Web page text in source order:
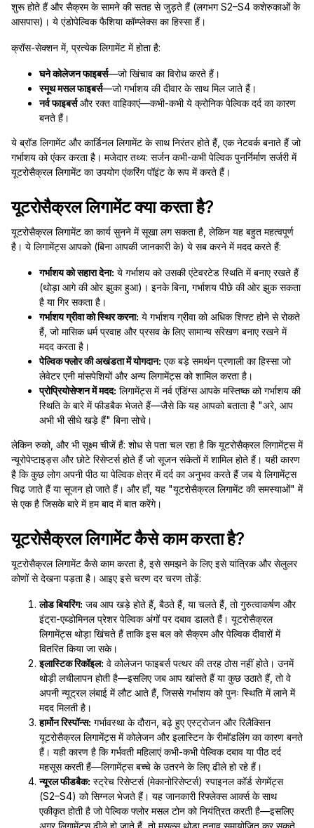
शुरू होते हैं और सैक्रम के सामने की सतह से जुड़ते हैं (लगभग S2–S4 कशेरुकाओं के
आसपास)। ये एंडोपेल्विक फैशिया कॉम्प्लेक्स का हिस्सा हैं।
क्रॉस-सेक्शन में, प्रत्येक लिगामेंट में होता है:
घने कोलेजन फाइबर्स—जो खिंचाव का विरोध करते हैं।
स्मूथ मसल फाइबर्स—जो गर्भाशय की दीवार के साथ मिल जाते हैं।
नर्व फाइबर्सऔर रक्त वाहिकाएं—कभी-कभी ये क्रोनिक पेल्विक दर्द का कारण
बनते हैं।
ये ब्रॉड लिगामेंट और कार्डिनल लिगामेंट के साथ निरंतर होते हैं, एक नेटवर्क बनाते हैं जो
गर्भाशय को एंकर करता है। मजेदार तथ्य: सर्जन कभी-कभी पेल्विक पुनर्निर्माण सर्जरी में
यूटरोसैक्रल लिगामेंट का उपयोग एंकरिंग पॉइंट के रूप में करते हैं।
यूटरोसैक्रल लिगामेंट क्या करता है?
यूटरोसैक्रल लिगामेंट का कार्य सुनने में सूखा लग सकता है, लेकिन यह बहुत महत्वपूर्ण
है। ये लिगामेंट्स आपको (बिना आपकी जानकारी के) ये सब करने में मदद करते हैं:
गर्भाशय को सहारा देना: ये गर्भाशय को उसकी एंटेवरटेड स्थिति में बनाए रखते हैं
(थोड़ा आगे की ओर झुका हुआ)। इनके बिना, गर्भाशय पीछे की ओर झुक सकता
है या गिर सकता है।
गर्भाशय ग्रीवा को स्थिर करना: ये गर्भाशय ग्रीवा को अधिक शिफ्ट होने से रोकते
हैं, जो मासिक धर्म प्रवाह और प्रसव के लिए सामान्य संरेखण बनाए रखने में
मदद करता है।
पेल्विक फ्लोर की अखंडता में योगदान: एक बड़े समर्थन प्रणाली का हिस्सा जो
लेवेटर एनी मांसपेशियों और अन्य लिगामेंट्स को शामिल करता है।
प्रोप्रियोसेप्शन में मदद: लिगामेंट्स में नर्व एंडिंग्स आपके मस्तिष्क को गर्भाशय की
स्थिति के बारे में फीडबैक भेजते हैं—जैसे कि यह आपको बताता है "अरे, आप
अभी भी सीधे खड़े हैं" बिना सोचे।
लेकिन रुको, और भी सूक्ष्म चीजें हैं: शोध से पता चल रहा है कि यूटरोसैक्रल लिगामेंट्स में
न्यूरोपेप्टाइड्स और छोटे रिसेप्टर्स होते हैं जो सूजन संकेतों में शामिल होते हैं। यही कारण
है कि कुछ लोग अपनी पीठ या पेल्विक क्षेत्र में दर्द का अनुभव करते हैं जब ये लिगामेंट्स
चिढ़ जाते हैं या सूजन हो जाते हैं। और हाँ, यह "यूटरोसैक्रल लिगामेंट की समस्याओं" में
से एक है जिसके बारे में हम बाद में बात करेंगे।
यूटरोसैक्रल लिगामेंट कैसे काम करता है?
यूटरोसैक्रल लिगामेंट कैसे काम करता है, इसे समझने के लिए इसे यांत्रिक और सेलुलर
कोणों से देखना पड़ता है। आइए इसे चरण दर चरण तोड़ें:
लोड बियरिंग: जब आप खड़े होते हैं, बैठते हैं, या चलते हैं, तो गुरुत्वाकर्षण और
इंट्रा-एब्डोमिनल प्रेशर पेल्विक अंगों पर दबाव डालते हैं। यूटरोसैक्रल
लिगामेंट्स थोड़ा खिंचते हैं ताकि इस बल को सैक्रम और पेल्विक दीवारों में
वितरित किया जा सके।
इलास्टिक रिकॉइल: वे कोलेजन फाइबर्स पत्थर की तरह ठोस नहीं होते। उनमें
थोड़ी लचीलापन होती है—इसलिए जब आप खांसते हैं या कुछ उठाते हैं, तो वे
अपनी न्यूट्रल लंबाई में लौट आते हैं, जिससे गर्भाशय को पुनः स्थिति में लाने में
मदद मिलती है।
हार्मोन रिस्पॉन्स: गर्भावस्था के दौरान, बढ़े हुए एस्ट्रोजन और रिलैक्सिन
यूटरोसैक्रल लिगामेंट्स में कोलेजन और इलास्टिन के रीमॉडलिंग का कारण बनते
हैं। यही कारण है कि गर्भवती महिलाएं कभी-कभी पेल्विक दबाव या पीठ दर्द
महसूस करती हैं—लिगामेंट्स बच्चे के उतरने के लिए ढीले हो रहे हैं।
न्यूरल फीडबैक: स्ट्रेच रिसेप्टर्स (मेकानोरिसेप्टर्स) स्पाइनल कॉर्ड सेगमेंट्स
(S2–S4) को सिग्नल भेजते हैं। यह जानकारी रिफ्लेक्स आर्क्स के साथ
एकीकृत होती है जो पेल्विक फ्लोर मसल टोन को नियंत्रित करती है—इसलिए
अगर लिगामेंट्स ढीले हो जाते हैं, तो मसल्स थोड़ा तनाव समायोजित कर सकते